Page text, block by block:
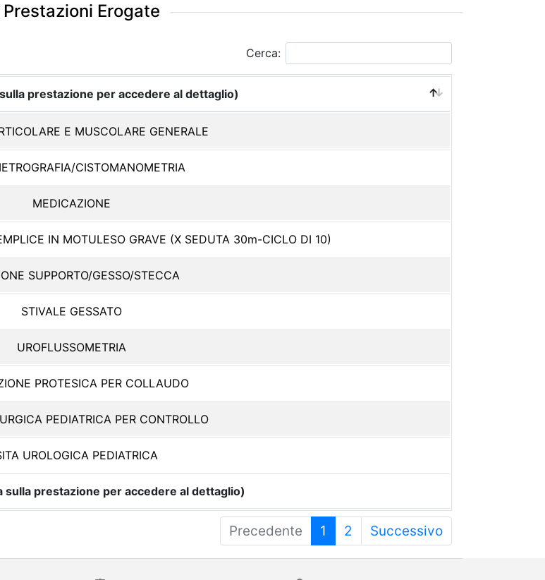
Prestazioni Erogate
Cerca:
prestazione per accedere al dettaglio)
E MUSCOLARE GENERALE
CISTOMANOMETRIA
MEDICAZIONE
IN MOTULESO GRAVE (X SEDUTA 30m-CICLO DI 10)
SUPPORTO/GESSO/STECCA
STIVALE GESSATO
UROFLUSSOMETRIA
PROTESICA PER COLLAUDO
PEDIATRICA PER CONTROLLO
UROLOGICA PEDIATRICA
sulla prestazione per accedere al dettaglio)
Precedente 1 2 Successivo